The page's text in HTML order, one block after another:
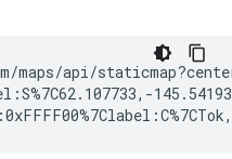
maps/api/